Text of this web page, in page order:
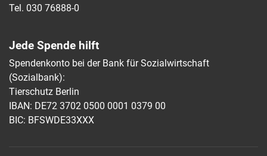
Tel. 030 76888-0
Jede Spende hilft
Spendenkonto bei der Bank für Sozialwirtschaft
(Sozialbank):
Tierschutz Berlin
IBAN: DE72 3702 0500 0001 0379 00
BIC: BFSWDE33XXX